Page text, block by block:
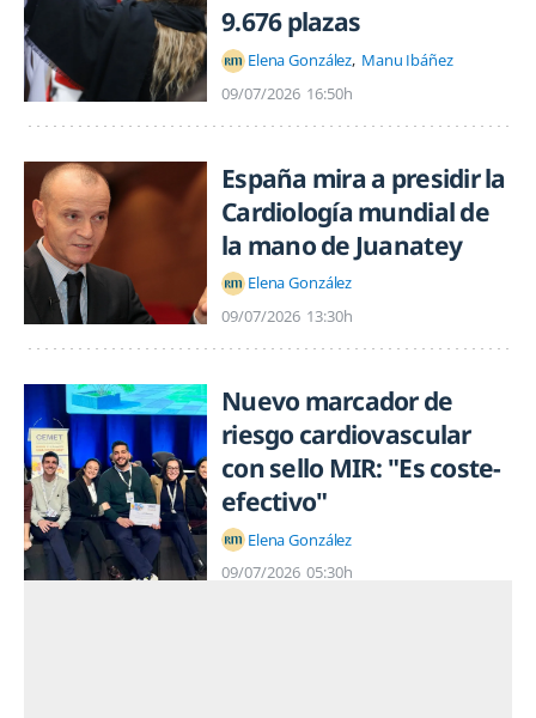
9.676 plazas
Elena González Manu Ibáñez
09/07/2026 16:50h
España mira a presidir la
Cardiología mundial de
la mano de Juanatey
Elena González
09/07/2026 13:30h
Nuevo marcador de
riesgo cardiovascular
con sello MIR: "Es coste-
efectivo"
Elena González
09/07/2026 05:30h